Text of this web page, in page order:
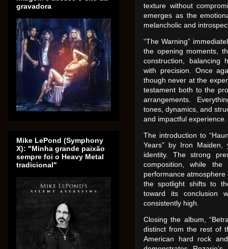
texture without
emerges as the
melancholic and
“The Warning”
the opening moments,
construction, balancing
with precision. Once
though never at the
testament both to the
arrangements.
tones, dynamics, and
and impactful experience.
The introduction to
Years” by Iron
identity. The strong
composition, while
performance
the spotlight shifts to
toward its conclusion
consistently high.
Closing the album,
distinct from the rest of
American hard rock
gravadora
Mike LePond (Symphony
X): "Minha grande paixão
sempre foi o Heavy Metal
tradicional"